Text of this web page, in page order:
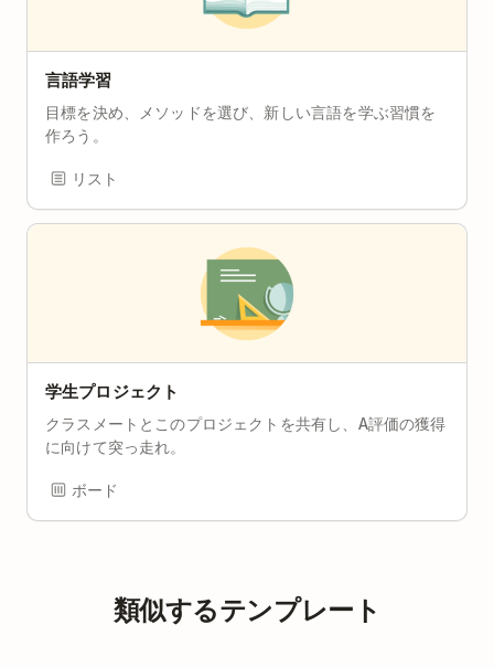
言語学習
目標を決め、メソッドを選び、新しい言語を学ぶ習慣を
作ろう。
リスト
学生プロジェクト
クラスメートとこのプロジェクトを共有し、A評価の獲得
に向けて突っ走れ。
ボード
類似するテンプレート